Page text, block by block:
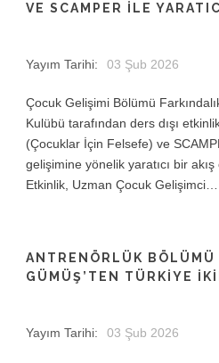
VE SCAMPER İLE
Yayım Tarihi: 03 Şub 2026
Çocuk Gelişimi Bölümü
Kulübü tarafından ders dışı
(Çocuklar İçin Felsefe) ve
gelişimine yönelik yaratıcı bir
Etkinlik, Uzman Çocuk Gelişimci…
ANTRENÖRLÜK BÖLÜMÜ
GÜMÜŞ’TEN TÜRKIYE
Yayım Tarihi: 03 Şub 2026